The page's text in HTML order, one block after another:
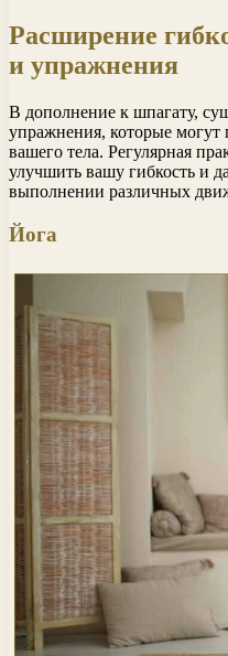
Расширение
и упражнения
В дополнение к шпагату,
упражнения, которые могут
вашего тела. Регулярная
улучшить вашу гибкость и
выполнении различных
Йога